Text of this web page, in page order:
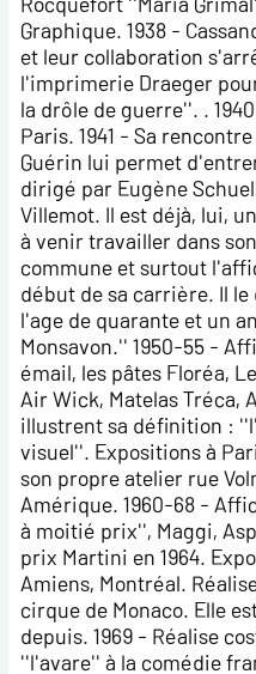
Graphique. 1938 -
et leur collaboration
l'imprimerie Draeger
la drôle de guerre''. .
Paris. 1941 - Sa
Guérin lui permet
dirigé par Eugène
Villemot. Il est déjà, lui,
à venir travailler dans
commune et surtout
début de sa carrière. Il
l'age de quarante et un
Monsavon.'' 1950-55 -
émail, les pâtes Floréa,
Air Wick, Matelas Tréca,
illustrent sa définition :
visuel''. Expositions à
son propre atelier rue
Amérique. 1960-68 -
à moitié prix'', Maggi,
prix Martini en 1964.
Amiens, Montréal.
cirque de Monaco. Elle
depuis. 1969 - Réalise
''l'avare'' à la comédie